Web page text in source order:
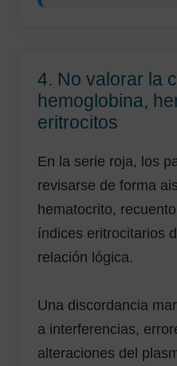
4. No valorar la
hemoglobina,
eritrocitos
En la serie roja, los
revisarse de forma
hematocrito,
índices eritrocitarios
relación lógica.
Una discordancia
a interferencias,
alteraciones del